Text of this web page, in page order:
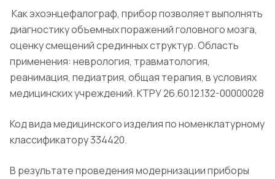
Как эхоэнцефалограф, прибор позволяет выполнять
диагностику объемных поражений головного мозга,
оценку смещений срединных структур. Область
применения: неврология, травматология,
реанимация, педиатрия, общая терапия, в условиях
медицинских учреждений. КТРУ 26.60.12.132-00000028
Код вида медицинского изделия по номенклатурному
классификатору 334420.
В результате проведения модернизации приборы